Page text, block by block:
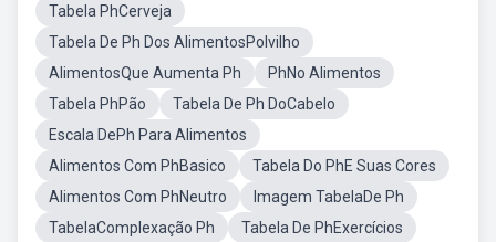
Tabela PhCerveja
Tabela De Ph Dos AlimentosPolvilho
AlimentosQue Aumenta Ph
PhNo Alimentos
Tabela PhPão
Tabela De Ph DoCabelo
Escala DePh Para Alimentos
Alimentos Com PhBasico
Tabela Do PhE Suas Cores
Alimentos Com PhNeutro
Imagem TabelaDe Ph
TabelaComplexação Ph
Tabela De PhExercícios